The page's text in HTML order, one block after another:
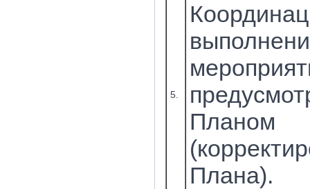
5.
Планом
Плана).